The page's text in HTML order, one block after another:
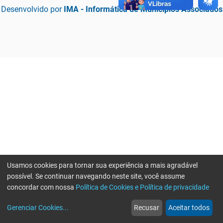
Desenvolvido por IMA - Informática de Municípios Associados
web
Notícias
more_horiz
Mais
Usamos cookies para tornar sua experiência a mais agradável
possível. Se continuar navegando neste site, você assume
concordar com nossa Política de Cookies e Política de privacidade
Gerenciar Cookies... Recusar Aceitar todos
Erro ao enviar informações, por favor tente novamente